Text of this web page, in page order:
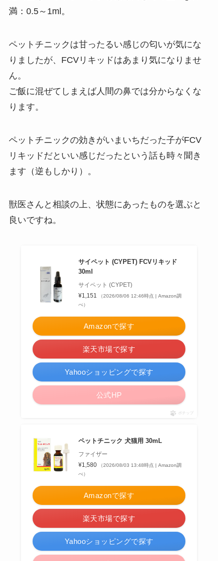
満：0.5～1ml。
ペットチニックは甘ったるい感じの匂いが気にな
りましたが、FCVリキッドはあまり気になりませ
ん。
ご飯に混ぜてしまえば人間の鼻では分からなくな
ります。
ペットチニックの効きがいまいちだった子がFCV
リキッドだといい感じだったという話も時々聞き
ます（逆もしかり）。
獣医さんと相談の上、状態にあったものを選ぶと
良いですね。
サイペット (CYPET) FCVリキッド
30ml
サイペット (CYPET)
¥1,151
（2026/08/06 12:46時点 | Amazon調
べ）
Amazonで探す
楽天市場で探す
Yahooショッピングで探す
公式HP
ポチップ
ペットチニック 犬猫用 30mL
ファイザー
¥1,580
（2026/08/03 13:48時点 | Amazon調
べ）
Amazonで探す
楽天市場で探す
Yahooショッピングで探す